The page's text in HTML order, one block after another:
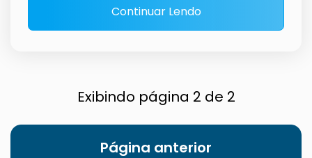
Continuar Lendo
Exibindo página 2 de 2
Página anterior